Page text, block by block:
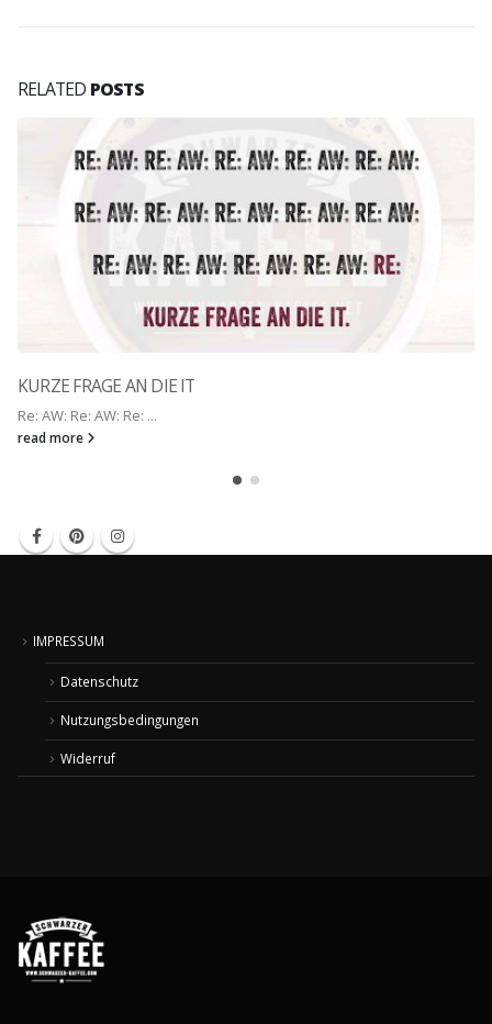
RELATED POSTS
KURZE FRAGE AN DIE IT
Re: AW: Re: AW: Re: ...
read more
IMPRESSUM
Datenschutz
Nutzungsbedingungen
Widerruf